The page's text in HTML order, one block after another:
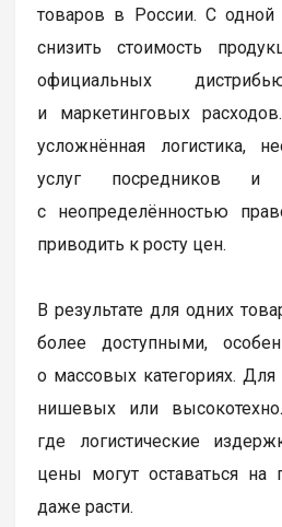
товаров в России. С одной
снизить стоимость
официальных
и маркетинговых
усложнённая логистика,
услуг посредников и
с неопределённостью
приводить к росту цен.
В результате для одних
более доступными,
о массовых категориях. Для
нишевых или
где логистические
цены могут оставаться
даже расти.